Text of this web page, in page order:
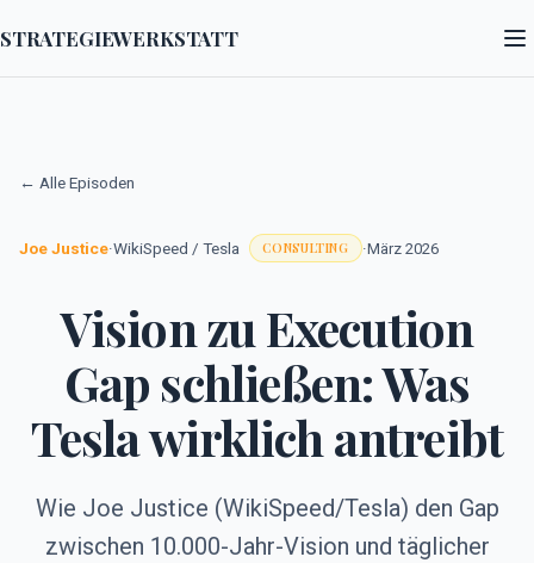
STRATEGIEWERKSTATT
← Alle Episoden
Joe Justice·WikiSpeed / Tesla CONSULTING ·März 2026
Vision zu Execution
Gap schließen: Was
Tesla wirklich antreibt
Wie Joe Justice (WikiSpeed/Tesla) den Gap
zwischen 10.000-Jahr-Vision und täglicher